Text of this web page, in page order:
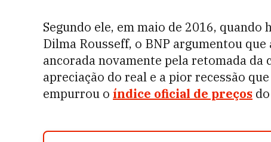
Segundo ele, em maio de 2016,
Dilma Rousseff, o BNP argumentou
ancorada novamente pela retomada
apreciação do real e a pior recessão
empurrou o índice oficial de preços